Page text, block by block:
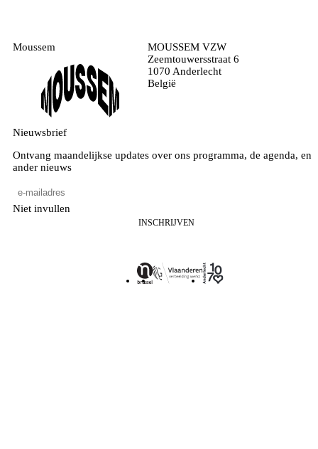
Moussem
MOUSSEM VZW
Zeemtouwersstraat 6
1070 Anderlecht
België
Nieuwsbrief
Ontvang maandelijkse updates over ons programma, de agenda, en
ander nieuws
Niet invullen
INSCHRIJVEN